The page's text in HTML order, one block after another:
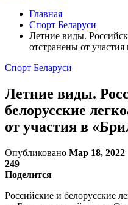
Главная
Спорт Беларуси
Летние виды.
отстранены от
Спорт Беларуси
Летние виды.
белорусские
от участия в
Опубликовано Мар 18, 2022
249
Поделится
Российские и белорусские